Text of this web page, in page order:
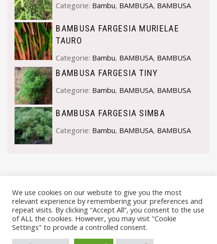
Categorie: Bambu, BAMBUSA, BAMBUSA
BAMBUSA FARGESIA MURIELAE
TAURO
Categorie: Bambu, BAMBUSA, BAMBUSA
BAMBUSA FARGESIA TINY
Categorie: Bambu, BAMBUSA, BAMBUSA
BAMBUSA FARGESIA SIMBA
Categorie: Bambu, BAMBUSA, BAMBUSA
We use cookies on our website to give you the most
relevant experience by remembering your preferences and
repeat visits. By clicking “Accept All”, you consent to the use
of ALL the cookies. However, you may visit "Cookie
Settings" to provide a controlled consent.